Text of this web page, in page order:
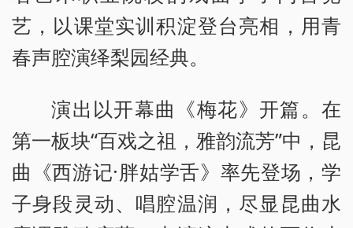
艺，以课堂实训积淀登台亮相，用青
春声腔演绎梨园经典。
演出以开幕曲《梅花》开篇。在
第一板块“百戏之祖，雅韵流芳”中，昆
曲《西游记·胖姑学舌》率先登场，学
子身段灵动、唱腔温润，尽显昆曲水